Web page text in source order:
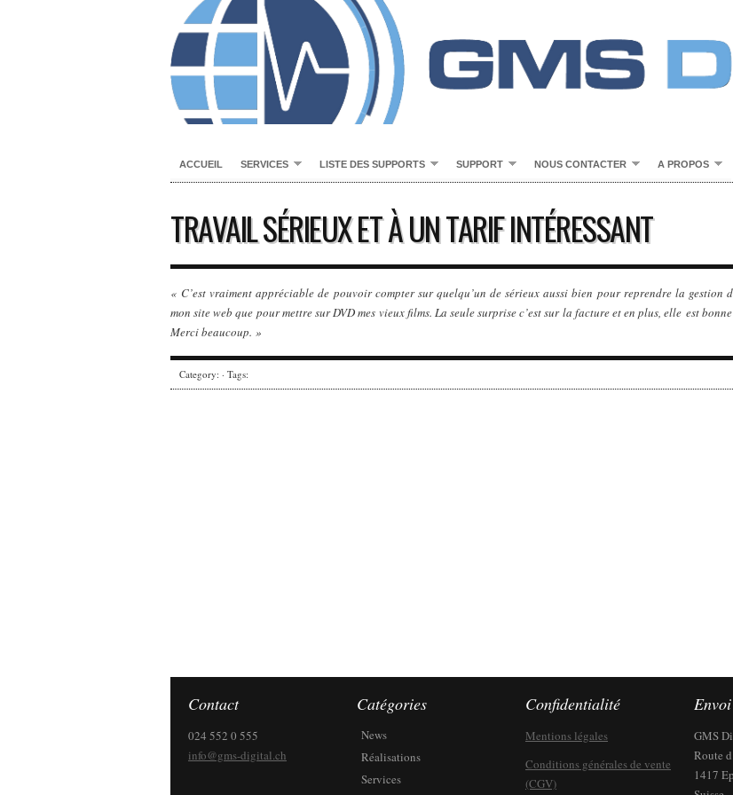
ACCUEIL SERVICES LISTE DES SUPPORTS SUPPORT NOUS CONTACTER A PROPOS
TRAVAIL SÉRIEUX ET À UN TARIF INTÉRESSANT
« C’est vraiment appréciable de pouvoir compter sur quelqu’un de sérieux aussi bien pour reprendre la gestion
mon site web que pour mettre sur DVD mes vieux films. La seule surprise c’est sur la facture et en plus, elle est
Merci beaucoup. »
Category: · Tags:
Contact
024 552 0 555
info@gms-digital.ch
Catégories
News
Réalisations
Services
Confidentialité
Mentions légales
Conditions générales de vente
(CGV)
GMS
Route
1417